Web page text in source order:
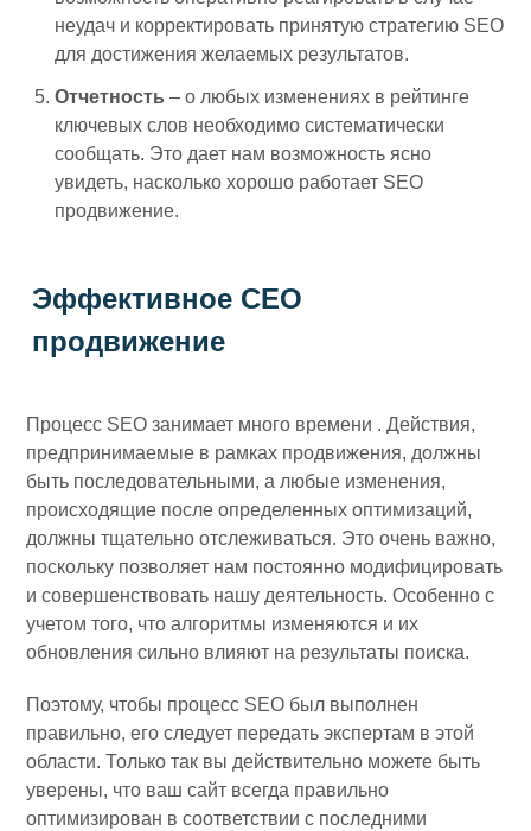
неудач и корректировать принятую стратегию SEO
для достижения желаемых результатов.
Отчетность – о любых изменениях в рейтинге
ключевых слов необходимо систематически
сообщать. Это дает нам возможность ясно
увидеть, насколько хорошо работает SEO
продвижение.
Эффективное СЕО
продвижение
Процесс SEO занимает много времени . Действия,
предпринимаемые в рамках продвижения, должны
быть последовательными, а любые изменения,
происходящие после определенных оптимизаций,
должны тщательно отслеживаться. Это очень важно,
поскольку позволяет нам постоянно модифицировать
и совершенствовать нашу деятельность. Особенно с
учетом того, что алгоритмы изменяются и их
обновления сильно влияют на результаты поиска.
Поэтому, чтобы процесс SEO был выполнен
правильно, его следует передать экспертам в этой
области. Только так вы действительно можете быть
уверены, что ваш сайт всегда правильно
оптимизирован в соответствии с последними